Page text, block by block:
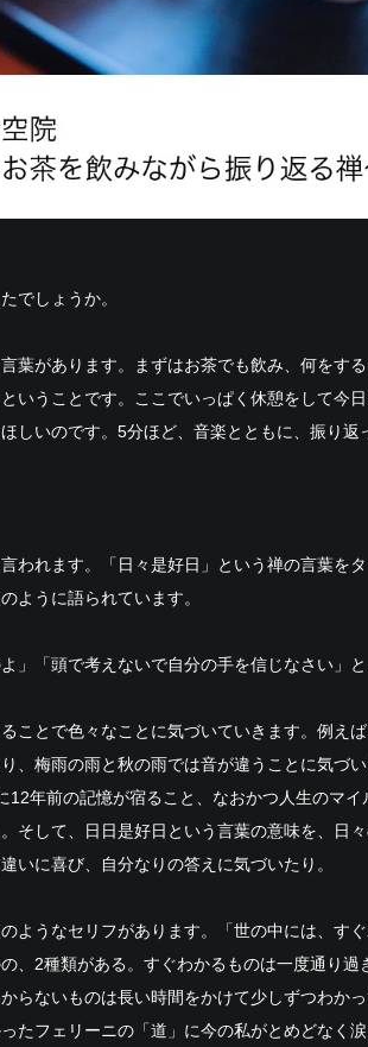
でしょうか。
葉があります。まずはお茶でも飲み、何をす
いうことです。ここでいっぱく休憩をして今
しいのです。5分ほど、音楽とともに、振り返
われます。「日々是好日」という禅の言葉を
ように語られています。
」「頭で考えないで自分の手を信じなさい」と
ことで色々なことに気づいていきます。例え
、梅雨の雨と秋の雨では音が違うことに気づ
12年前の記憶が宿ること、なおかつ人生のマイ
そして、日日是好日という言葉の意味を、日
いに喜び、自分なりの答えに気づいたり。
ようなセリフがあります。「世の中には、す
、2種類がある。すぐわかるものは一度通り過
らないものは長い時間をかけて少しずつわか
たフェリーニの「道」に今の私がとめどなく